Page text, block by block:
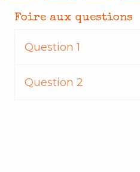
Foire aux questions
Question 1
Question 2